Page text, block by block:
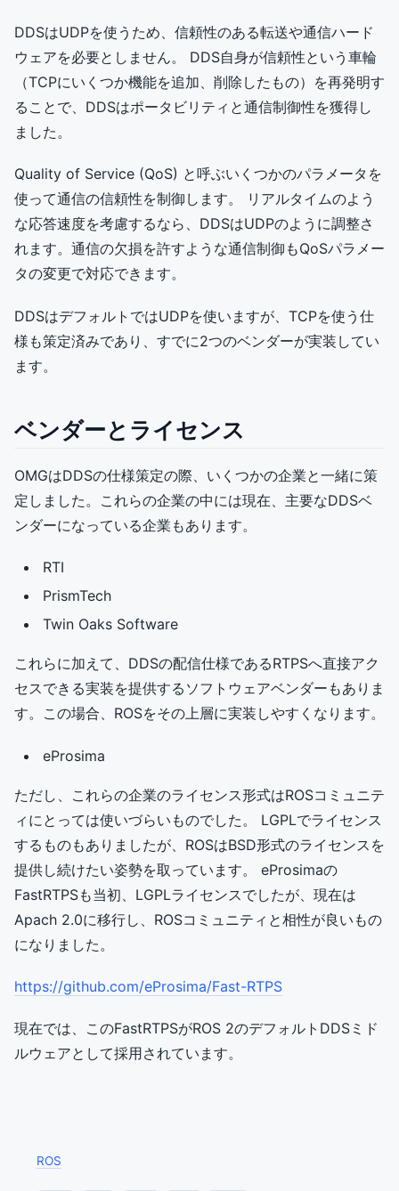
DDSはUDPを使うため、信頼性のある転送や通信ハード
ウェアを必要としません。 DDS自身が信頼性という車輪
（TCPにいくつか機能を追加、削除したもの）を再発明す
ることで、DDSはポータビリティと通信制御性を獲得し
ました。
Quality of Service (QoS) と呼ぶいくつかのパラメータを
使って通信の信頼性を制御します。 リアルタイムのよう
な応答速度を考慮するなら、DDSはUDPのように調整さ
れます。通信の欠損を許すような通信制御もQoSパラメー
タの変更で対応できます。
DDSはデフォルトではUDPを使いますが、TCPを使う仕
様も策定済みであり、すでに2つのベンダーが実装してい
ます。
ベンダーとライセンス
OMGはDDSの仕様策定の際、いくつかの企業と一緒に策
定しました。これらの企業の中には現在、主要なDDSベ
ンダーになっている企業もあります。
RTI
PrismTech
Twin Oaks Software
これらに加えて、DDSの配信仕様であるRTPSへ直接アク
セスできる実装を提供するソフトウェアベンダーもありま
す。この場合、ROSをその上層に実装しやすくなります。
eProsima
ただし、これらの企業のライセンス形式はROSコミュニテ
ィにとっては使いづらいものでした。 LGPLでライセンス
するものもありましたが、ROSはBSD形式のライセンスを
提供し続けたい姿勢を取っています。 eProsimaの
FastRTPSも当初、LGPLライセンスでしたが、現在は
Apach 2.0に移行し、ROSコミュニティと相性が良いもの
になりました。
https://github.com/eProsima/Fast-RTPS
現在では、このFastRTPSがROS 2のデフォルトDDSミド
ルウェアとして採用されています。
ROS